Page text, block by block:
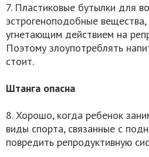
7. Пластиковые бутылки для
эстрогеноподобные
угнетающим действием на
Поэтому злоупотреблять
стоит.
Штанга опасна
8. Хорошо, когда ребенок
виды спорта, связанные с
повредить репродуктивную